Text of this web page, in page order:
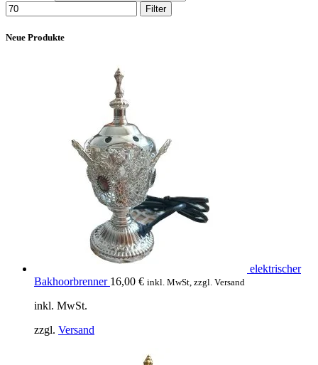
Filter
Neue Produkte
elektrischer
Bakhoorbrenner 16,00 € inkl. MwSt, zzgl. Versand
inkl. MwSt.
zzgl. Versand